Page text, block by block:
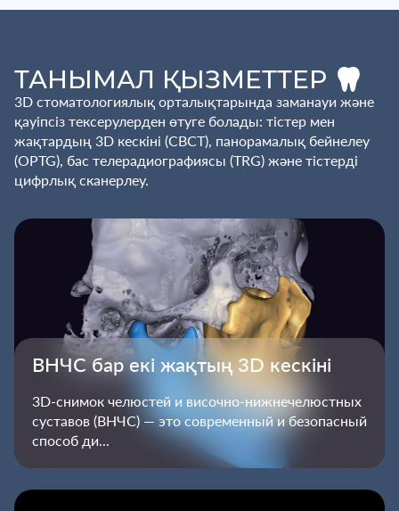
ТАНЫМАЛ ҚЫЗМЕТТЕР
3D стоматологиялық орталықтарында заманауи және
қауіпсіз тексерулерден өтуге болады: тістер мен
жақтардың 3D кескіні (CBCT), панорамалық бейнелеу
(OPTG), бас телерадиографиясы (TRG) және тістерді
цифрлық сканерлеу.
ВНЧС бар екі жақтың 3D кескіні
3D-снимок челюстей и височно-нижнечелюстных
суставов (ВНЧС) — это современный и безопасный
способ ди...